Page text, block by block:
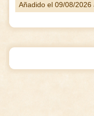
Añadido el 09/08/2026